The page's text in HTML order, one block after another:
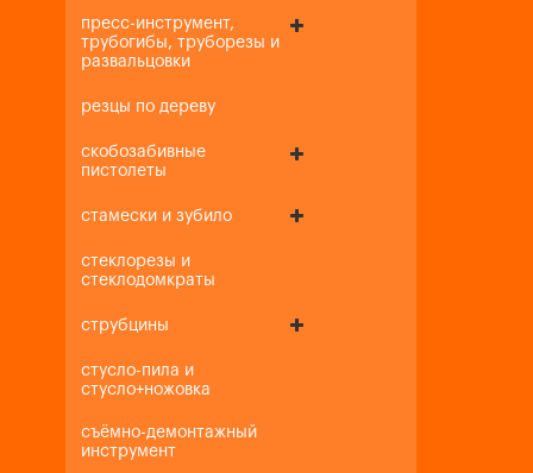
пресс-инструмент,
трубогибы, труборезы и
развальцовки
резцы по дереву
скобозабивные
пистолеты
стамески и зубило
стеклорезы и
стеклодомкраты
струбцины
стусло-пила и
стусло+ножовка
съёмно-демонтажный
инструмент